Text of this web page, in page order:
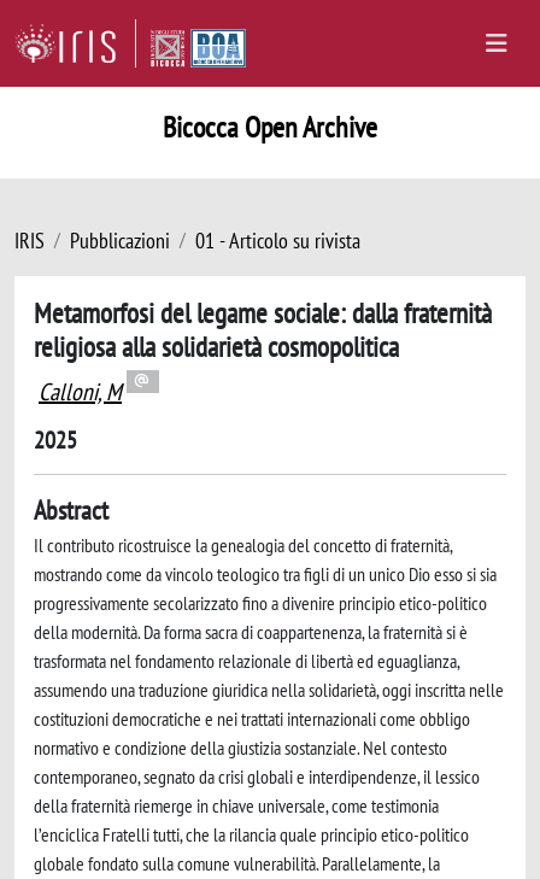
Bicocca Open Archive
IRIS Pubblicazioni 01 - Articolo su rivista
Metamorfosi del legame sociale: dalla fraternità
religiosa alla solidarietà cosmopolitica
Calloni, M
2025
Abstract
Il contributo ricostruisce la genealogia del concetto di fraternità,
mostrando come da vincolo teologico tra figli di un unico Dio esso si sia
progressivamente secolarizzato fino a divenire principio etico-politico
della modernità. Da forma sacra di coappartenenza, la fraternità si è
trasformata nel fondamento relazionale di libertà ed eguaglianza,
assumendo una traduzione giuridica nella solidarietà, oggi inscritta nelle
costituzioni democratiche e nei trattati internazionali come obbligo
normativo e condizione della giustizia sostanziale. Nel contesto
contemporaneo, segnato da crisi globali e interdipendenze, il lessico
della fraternità riemerge in chiave universale, come testimonia
l’enciclica Fratelli tutti, che la rilancia quale principio etico-politico
globale fondato sulla comune vulnerabilità. Parallelamente, la